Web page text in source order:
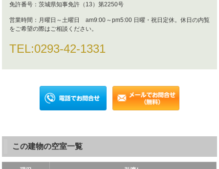
免許番号： 茨城県知事免許（13）第2250号
営業時間： 月曜日～土曜日 am9:00～pm5:00 日曜・祝日定休。休日の内覧
をご希望の際はご相談ください。
TEL:0293-42-1331
この建物の空室一覧